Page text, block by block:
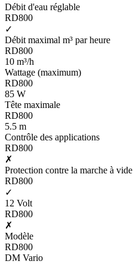
Débit d'eau réglable
RD800
✓
Débit maximal m³ par heure
RD800
10 m³/h
Wattage (maximum)
RD800
85 W
Tête maximale
RD800
5.5 m
Contrôle des applications
RD800
✗
Protection contre la marche à vide
RD800
✓
12 Volt
RD800
✗
Modèle
RD800
DM Vario